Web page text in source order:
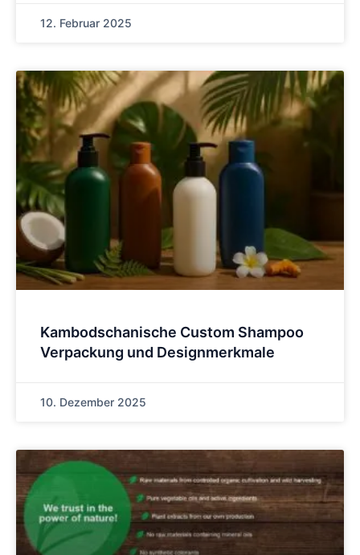
12. Februar 2025
Kambodschanische Custom Shampoo
Verpackung und Designmerkmale
10. Dezember 2025